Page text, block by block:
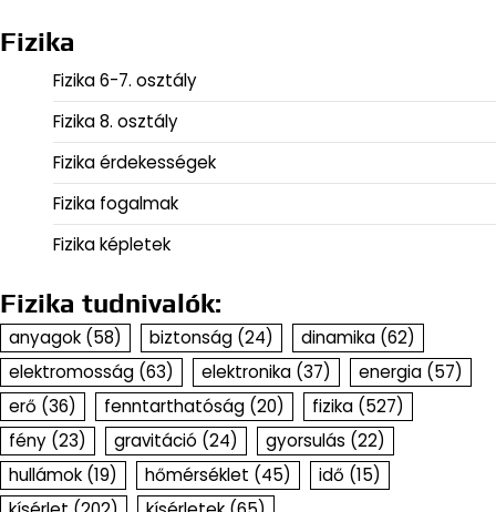
Fizika
Fizika 6-7. osztály
Fizika 8. osztály
Fizika érdekességek
Fizika fogalmak
Fizika képletek
Fizika tudnivalók:
anyagok (58) biztonság (24) dinamika (62)
elektromosság (63) elektronika (37) energia (57)
erő (36) fenntarthatóság (20) fizika (527)
fény (23) gravitáció (24) gyorsulás (22)
hullámok (19) hőmérséklet (45) idő (15)